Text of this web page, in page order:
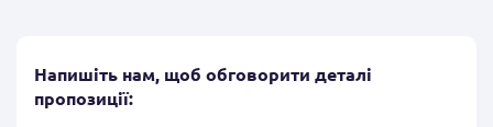
Напишіть нам, щоб обговорити деталі
пропозиції: